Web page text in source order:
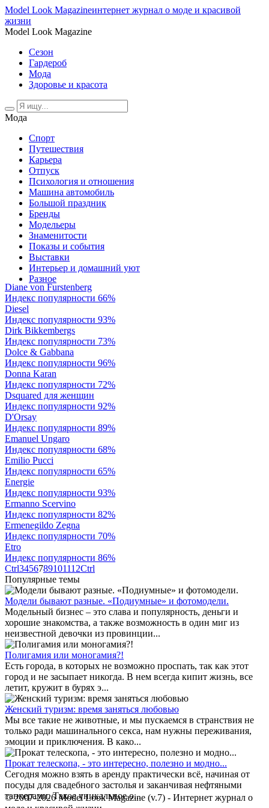
Model Look Magazineинтернет журнал о моде и красивой
жизни
Model Look Magazine
Сезон
Гардероб
Мода
Здоровье и красота
Мода
Спорт
Путешествия
Карьера
Отпуск
Психология и отношения
Машина автомобиль
Большой праздник
Бренды
Модельеры
Знаменитости
Показы и события
Выставки
Интерьер и домашний уют
Разное
Diane von Furstenberg
Индекс популярности 66%
Diesel
Индекс популярности 93%
Dirk Bikkembergs
Индекс популярности 73%
Dolce & Gabbana
Индекс популярности 96%
Donna Karan
Индекс популярности 72%
Dsquared для женщин
Индекс популярности 92%
D'Orsay
Индекс популярности 89%
Emanuel Ungaro
Индекс популярности 68%
Emilio Pucci
Индекс популярности 65%
Energie
Индекс популярности 93%
Ermanno Scervino
Индекс популярности 82%
Ermenegildo Zegna
Индекс популярности 70%
Etro
Индекс популярности 86%
Ctrl3456789101112Ctrl
Популярные темы
Модели бывают разные. «Подиумные» и фотомодели.
Модельный бизнес – это слава и популярность, деньги и
хорошие знакомства, а также возможность в один миг из
неизвестной девочки из провинции...
Полигамия или моногамия?!
Есть города, в которых не возможно проспать, так как этот
город и не засыпает никогда. В нем всегда кипит жизнь, все
летит, кружит в бурях э...
Женский туризм: время заняться любовью
Мы все такие не животные, и мы пускаемся в странствия не
только ради машинального секса, нам нужны переживания,
эмоции и приключения. В како...
Прокат телескопа, - это интересно, полезно и модно...
Сегодня можно взять в аренду практически всё, начиная от
посуды для свадебного застолья и заканчивая нефтяными
танкерами. Такое уникальное о...
© 2007-2026 Model Look Magazine (v.7) - Интернет журнал о